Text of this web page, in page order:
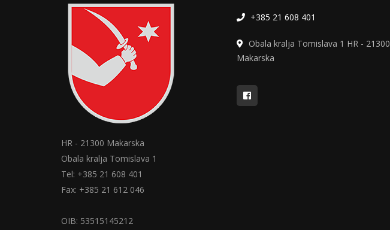
HR - 21300 Makarska
Obala kralja Tomislava 1
Tel: +385 21 608 401
Fax: +385 21 612 046
OIB: 53515145212
+385 21 608 401
Obala kralja Tomislava 1 HR - 21300
Makarska